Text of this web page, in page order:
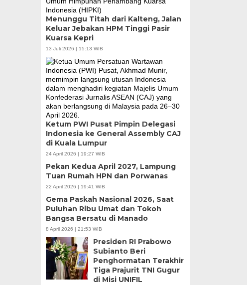
Menunggu Titah dari Kalteng, Jalan
Keluar Jebakan HPM Tinggi Pasir
Kuarsa Kepri
13 Juli 2026 | 15:13 WIB
Ketum PWI Pusat Pimpin Delegasi
Indonesia ke General Assembly CAJ
di Kuala Lumpur
24 April 2026 | 19:27 WIB
Pekan Kedua April 2027, Lampung
Tuan Rumah HPN dan Porwanas
22 April 2026 | 19:41 WIB
Gema Paskah Nasional 2026, Saat
Puluhan Ribu Umat dan Tokoh
Bangsa Bersatu di Manado
8 April 2026 | 21:53 WIB
Presiden RI Prabowo
Subianto Beri
Penghormatan Terakhir
Tiga Prajurit TNI Gugur
di Misi UNIFIL